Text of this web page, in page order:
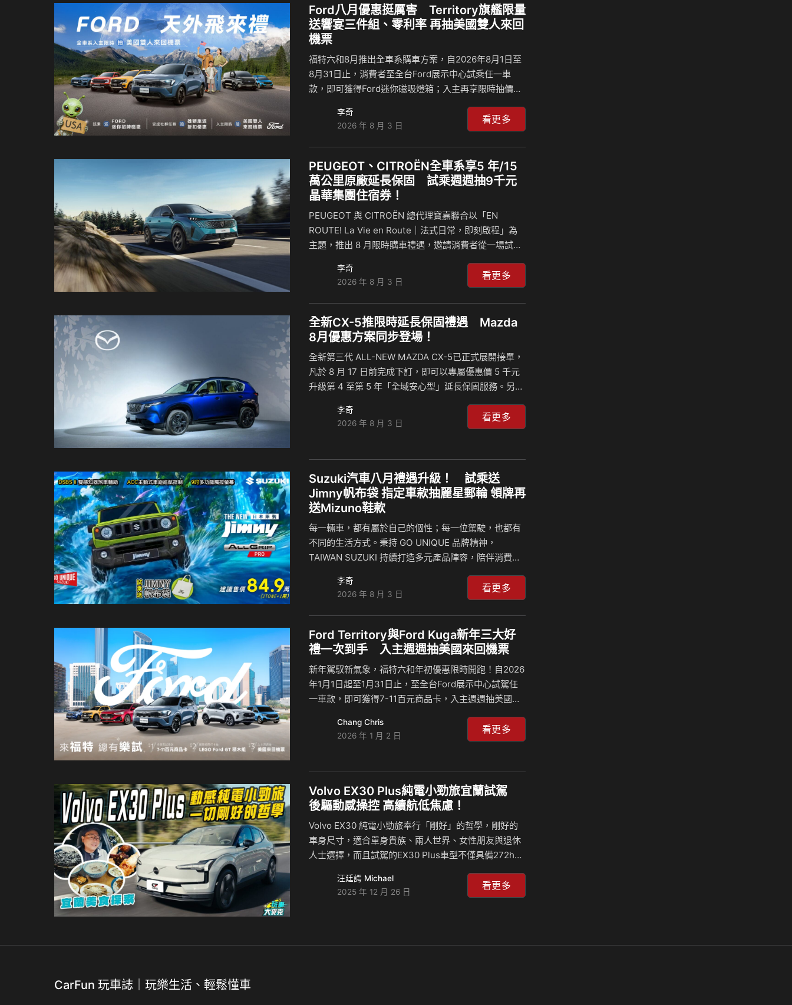
電及純電車款高壓電池另享八年不限里程原廠保固，提
供車主更長期的用車保障。 同時，為創造更多生活美好
回憶，適逢父親節即將到來，Kia總代理台灣森那美起
Ford八月優惠挺厲害 Territory旗艦限量
送響宴三件組、零利率 再抽美國雙人來回
機票
福特六和8月推出全車系購車方案，自2026年8月1日至
8月31日止，消費者至全台Ford展示中心試乘任一車
款，即可獲得Ford迷你磁吸燈箱；入主再享限時抽價值
務還有機會抽中雄獅旅遊金〔註二〕，邀請消費者以的
方式開啟下一段冒險旅程。 為陪伴消費者迎接更多元的
夏日生活場景，福特六和8月針對旗下多款人氣車型推
出限時購車禮遇，從家庭休旅、戶外探索到多人移動與
性能駕馭需求，提供完整車系選擇。The All-New Ford
Territory享貨物稅優惠價84.9萬元起，入主再享零利率
組」優惠〔註四〕，同步享F…
李奇
2026 年 8 月 3 日
看更多
PEUGEOT、CITROËN全車系享5 年/15
萬公里原廠延長保固 試乘週週抽9千元
晶華集團住宿券！
PEUGEOT 與 CITROËN 總代理寶嘉聯合以「EN
ROUTE! La Vie en Route｜法式日常，即刻啟程」為
主題，推出 8 月限時購車禮遇，邀請消費者從一場試乘
態度，開啟屬於自己的下一段法式旅程。 PEUGEOT 與
CITROËN 憑藉各自獨到的設計語彙、創新科技與產品
實力，持續為台灣消費者帶來與眾不同的移動選擇。對
兩大法國品牌而言，汽車不只是往返目的地的交通工
具，更是融入日常、連結彼此，並承載每一段共同記憶
技及與生俱來的駕馭本能，打造兼具美學、性能與實用
機能的產品陣容…
李奇
2026 年 8 月 3 日
看更多
全新CX-5推限時延長保固禮遇 Mazda
8月優惠方案同步登場！
全新第三代 ALL-NEW MAZDA CX-5已正式展開接單，
凡於 8 月 17 日前完成下訂，即可以專屬優惠價 5 千元
升級第 4 至第 5 年「全域安心型」延長保固服務。另
場，以多元且具彈性的入主方案，讓消費者更從容地開
啟質感駕馭旅程。 全新CX-5限時升級5年原廠保固 秉持
CX-5 從使用者需求與感受出發，在延續魂動設計洗鍊
美學的同時，進一步拓展座艙空間與實用機能，靈活回
應多元生活需求。全新人體工學適壓包覆座椅，則以貼
合身形的承托設計，提升長時間乘坐的舒適性。這份以
李奇
2026 年 8 月 3 日
看更多
Suzuki汽車八月禮遇升級！ 試乘送
Jimny帆布袋 指定車款抽麗星郵輪 領牌再
送Mizuno鞋款
每一輛車，都有屬於自己的個性；每一位駕駛，也都有
不同的生活方式。秉持 GO UNIQUE 品牌精神，
TAIWAN SUZUKI 持續打造多元產品陣容，陪伴消費者
望透過實際駕馭體驗，讓更多人找到最適合自己的用車
選擇。 從第一次握方向盤開始 建立安心駕駛信心 除了
購車優惠，TAIWAN SUZUKI 持續推動「全方位新手駕
駛訓練」，透過專業駕駛教練帶領，結合理論課程與道
路實際操作，協助新手們建立正確駕駛觀念與安全意
來，收到非常熱烈的迴響。今年舉辦第四屆新手駕駛訓
練活動，地點涵蓋北中南各地，擴大舉辦規…
李奇
2026 年 8 月 3 日
看更多
Ford Territory與Ford Kuga新年三大好
禮一次到手 入主週週抽美國來回機票
新年駕馭新氣象，福特六和年初優惠限時開跑！自2026
年1月1日起至1月31日止，至全台Ford展示中心試駕任
一車款，即可獲得7-11百元商品卡，入主週週抽美國之
臉書粉絲團指定貼文，再抽Ford GT科技系列樂高組
〔註一〕。 而福特六和旗下車款促銷好禮豐富，活動期
（含舊換新及貨物稅減徵補助），並加碼提供三大好
禮：3年內建導航圖資更新、3年MyPaaK手機鑰匙2.0
服務，以及專屬行李艙旗艦套件；入主The All-New
Chang Chris
2026 年 1 月 2 日
看更多
Volvo EX30 Plus純電小勁旅宜蘭試駕
後驅動感操控 高續航低焦慮！
Volvo EX30 純電小勁旅奉行「剛好」的哲學，剛好的
車身尺寸，適合單身貴族、兩人世界、女性朋友與退休
人士選擇，而且試駕的EX30 Plus車型不僅具備272hp
富地舒適與科技配備，讓整體散發出濃郁的豪華與未來
氣息，同時給你滿滿地便利與安全性。 這次企劃，我們
宜蘭朋友推薦的在地美食！ 相關新聞：
汪廷諤 Michael
2025 年 12 月 26 日
看更多
CarFun 玩車誌｜玩樂生活、輕鬆懂車